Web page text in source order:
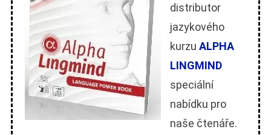
distributor
jazykového
kurzu ALPHA
LINGMIND
speciální
nabídku pro
naše čtenáře.